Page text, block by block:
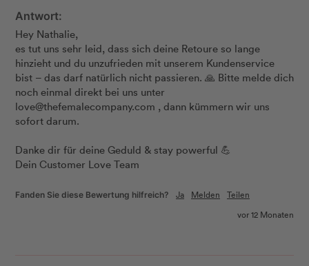
Antwort:
Hey Nathalie,
es tut uns sehr leid, dass sich deine Retoure so lange
hinzieht und du unzufrieden mit unserem Kundenservice
bist – das darf natürlich nicht passieren. 🙏 Bitte melde dich
noch einmal direkt bei uns unter
love@thefemalecompany.com , dann kümmern wir uns
sofort darum.
Danke dir für deine Geduld & stay powerful 💪
Dein Customer Love Team
Fanden Sie diese Bewertung hilfreich? Ja Melden
Teilen
vor 12 Monaten